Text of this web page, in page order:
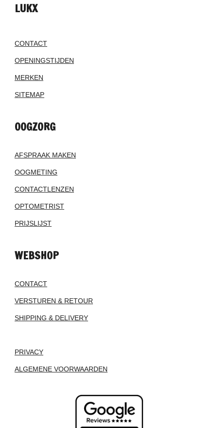
LUKX
CONTACT
OPENINGSTIJDEN
MERKEN
SITEMAP
OOGZORG
AFSPRAAK MAKEN
OOGMETING
CONTACTLENZEN
OPTOMETRIST
PRIJSLIJST
WEBSHOP
CONTACT
VERSTUREN & RETOUR
SHIPPING & DELIVERY
PRIVACY
ALGEMENE VOORWAARDEN